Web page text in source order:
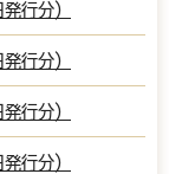
行分）
行分）
行分）
行分）